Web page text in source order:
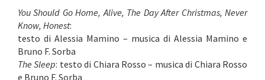
You Should Go Home, Alive, The Day After Christmas, Never
Know, Honest:
testo di Alessia Mamino – musica di Alessia Mamino e
Bruno F. Sorba
The Sleep: testo di Chiara Rosso – musica di Chiara Rosso
e Bruno F. Sorba